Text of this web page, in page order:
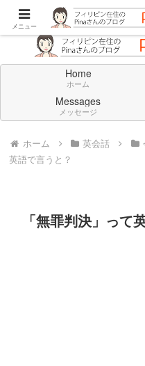
Don't think
Home
ホーム
Messages
メッセージ
ホーム 英会話
英語で言うと？
「無罪判決」って
メニュー